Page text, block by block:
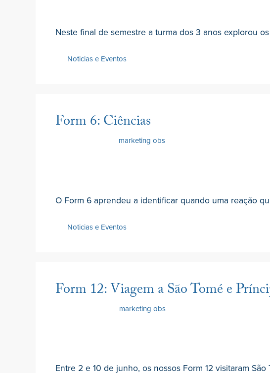
Neste final de semestre a turma dos 3 anos explorou
Noticias e Eventos
Form 6: Ciências
marketing obs
O Form 6 aprendeu a identificar quando uma reação
Noticias e Eventos
Form 12: Viagem a São Tomé e
marketing obs
Entre 2 e 10 de junho, os nossos Form 12 visitaram